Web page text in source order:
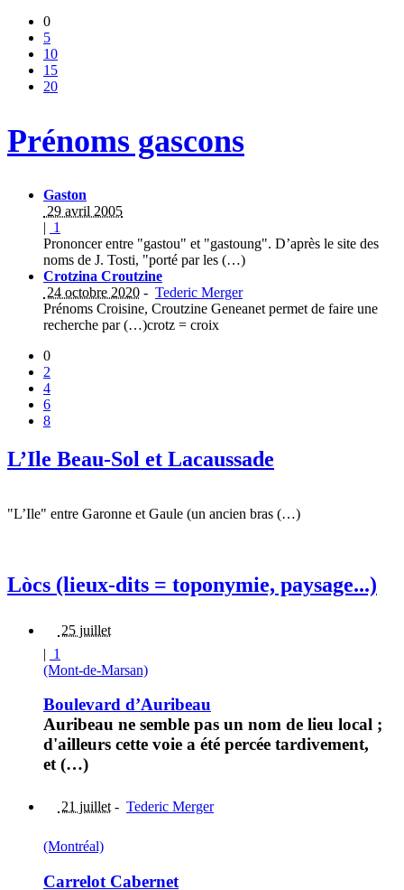
0
5
10
15
20
Prénoms gascons
Gaston
29 avril 2005
| 1
Prononcer entre "gastou" et "gastoung". D’après le site des
noms de J. Tosti, "porté par les (…)
Crotzina Croutzine
24 octobre 2020 - Tederic Merger
Prénoms Croisine, Croutzine Geneanet permet de faire une
recherche par (…)crotz = croix
0
2
4
6
8
L’Ile Beau-Sol et Lacaussade
"L’Ile" entre Garonne et Gaule (un ancien bras (…)
Lòcs (lieux-dits = toponymie, paysage...)
25 juillet
| 1
(Mont-de-Marsan)
Boulevard d’Auribeau
Auribeau ne semble pas un nom de lieu local ;
d'ailleurs cette voie a été percée tardivement,
et (…)
21 juillet - Tederic Merger
(Montréal)
Carrelot Cabernet